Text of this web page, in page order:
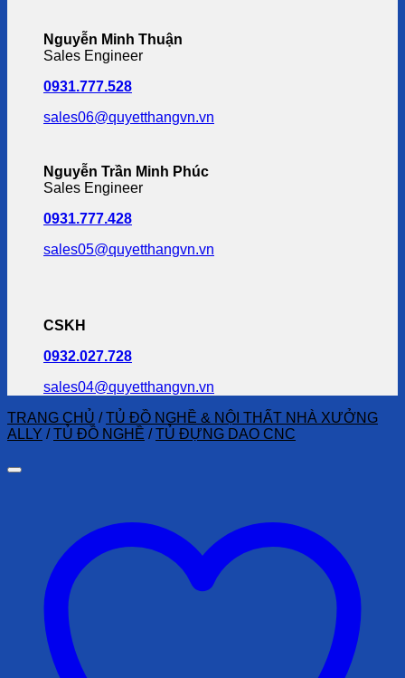
Nguyễn Minh Thuận
Sales Engineer
0931.777.528
sales06@quyetthangvn.vn
Nguyễn Trần Minh Phúc
Sales Engineer
0931.777.428
sales05@quyetthangvn.vn
CSKH
0932.027.728
sales04@quyetthangvn.vn
TRANG CHỦ / TỦ ĐỒ NGHỀ & NỘI THẤT NHÀ XƯỞNG
ALLY / TỦ ĐỒ NGHỀ / TỦ ĐỰNG DAO CNC